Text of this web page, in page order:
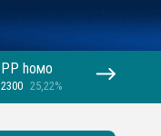
PP hомо
2300 25,22%